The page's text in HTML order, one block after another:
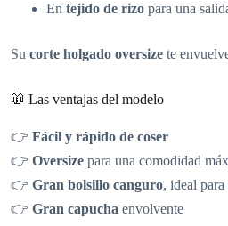
En tejido de rizo para una
Su corte holgado oversize te
🧥 Las ventajas del modelo
👉 Fácil y rápido de coser
👉 Oversize para una comodidad
👉 Gran bolsillo canguro, ideal para
👉 Gran capucha envolvente